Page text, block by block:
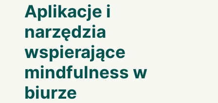
Aplikacje i
narzędzia
wspierające
mindfulness w
biurze